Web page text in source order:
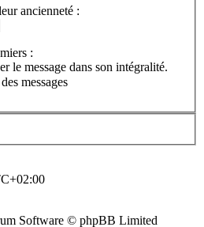
ancienneté :
:
le message dans son intégralité.
messages
Software © phpBB Limited